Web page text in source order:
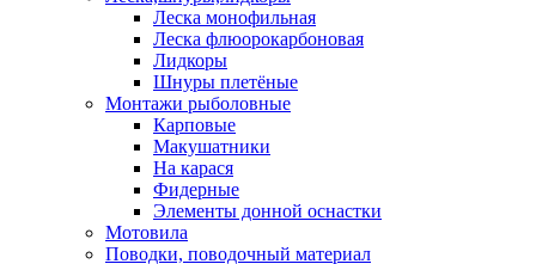
Леска монофильная
Леска флюорокарбоновая
Лидкоры
Шнуры плетёные
Монтажи рыболовные
Карповые
Макушатники
На карася
Фидерные
Элементы донной оснастки
Мотовила
Поводки, поводочный материал